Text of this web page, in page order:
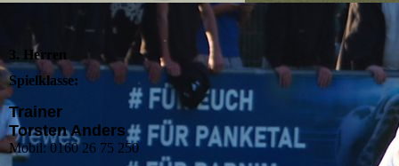
3. Herren
Spielklasse:
Trainer
Torsten Anders
Mobil: 0160 26 75 250